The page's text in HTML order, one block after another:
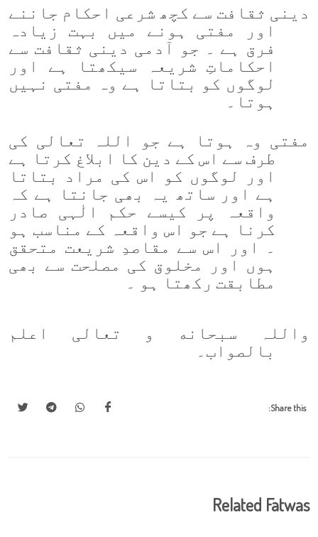
دینی ثقافت سے کچھ شرعی احکام جاننے
اور
مفتی ہونے میں بہت زیادہ
فرق ہے ۔ جو آدمی دینی ثقافت سے
احکاماتِ شریعہ سیکھتا ہے اور
لوگوں کو بتاتا ہے وہ مفتی نہیں
ہوتا۔
مفتی وہ ہوتا ہے جو اللہ تعالی کی
طرف سے اس کے دین کا ابلاغ کرتا ہے
اور لوگوں کو اس کی مراد بتاتا
ہے اور ساتھ یہ بھی جانتا ہے کہ
واقعہ پر کیسے حکم الٰہی صادر
کرنا ہے جو اس واقعہ کے مناسب ہو
۔ اور اس سے مقاصدِ شریعت متحقق
ہوں اور مخلوق کی مصلحت سے بھی
مطابقت رکھتا ہو ۔
واللہ سبحا نه
و تعالی اعلم
بالصواب۔
Share this:
Related Fatwas